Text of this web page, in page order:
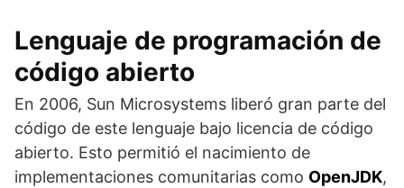
Lenguaje de programación de
código abierto
En 2006, Sun Microsystems liberó gran parte del
código de este lenguaje bajo licencia de código
abierto. Esto permitió el nacimiento de
implementaciones comunitarias como OpenJDK,